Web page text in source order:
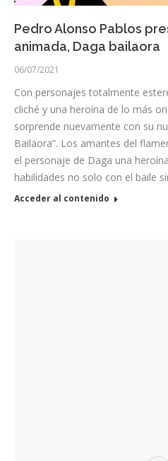
Pedro Alonso Pablos
animada, Daga bailaora
06/07/2021
Con personajes totalmente
cliché y una heroína de lo más
sorprende nuevamente con su
Bailaora”. Los amantes del
el personaje de Daga una
habilidades no solo con el baile
Acceder al contenido